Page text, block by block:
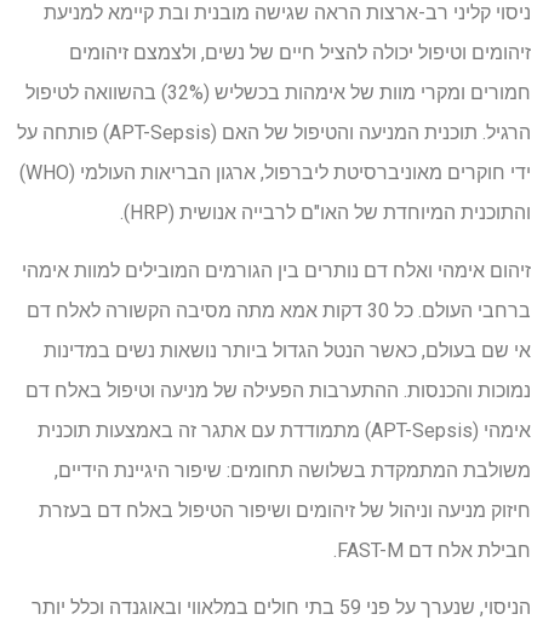
ניסוי קליני רב-ארצות הראה שגישה מובנית ובת קיימא למניעת
זיהומים וטיפול יכולה להציל חיים של נשים, ולצמצם זיהומים
חמורים ומקרי מוות של אימהות בכשליש (32%) בהשוואה לטיפול
הרגיל. תוכנית המניעה והטיפול של האם (APT-Sepsis) פותחה על
ידי חוקרים מאוניברסיטת ליברפול, ארגון הבריאות העולמי (WHO)
והתוכנית המיוחדת של האו"ם לרבייה אנושית (HRP).
זיהום אימהי ואלח דם נותרים בין הגורמים המובילים למוות אימהי
ברחבי העולם. כל 30 דקות אמא מתה מסיבה הקשורה לאלח דם
אי שם בעולם, כאשר הנטל הגדול ביותר נושאות נשים במדינות
נמוכות והכנסות. ההתערבות הפעילה של מניעה וטיפול באלח דם
אימהי (APT-Sepsis) מתמודדת עם אתגר זה באמצעות תוכנית
משולבת המתמקדת בשלושה תחומים: שיפור היגיינת הידיים,
חיזוק מניעה וניהול של זיהומים ושיפור הטיפול באלח דם בעזרת
חבילת אלח דם FAST-M.
הניסוי, שנערך על פני 59 בתי חולים במלאווי ובאוגנדה וכלל יותר